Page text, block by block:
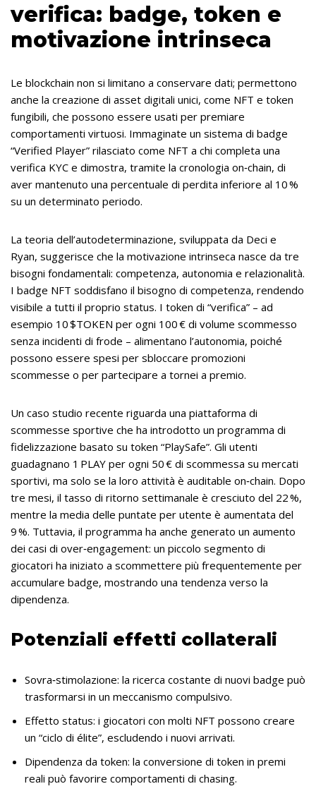
verifica: badge, token e
motivazione intrinseca
Le blockchain non si limitano a conservare dati; permettono
anche la creazione di asset digitali unici, come NFT e token
fungibili, che possono essere usati per premiare
comportamenti virtuosi. Immaginate un sistema di badge
“Verified Player” rilasciato come NFT a chi completa una
verifica KYC e dimostra, tramite la cronologia on‑chain, di
aver mantenuto una percentuale di perdita inferiore al 10 %
su un determinato periodo.
La teoria dell’autodeterminazione, sviluppata da Deci e
Ryan, suggerisce che la motivazione intrinseca nasce da tre
bisogni fondamentali: competenza, autonomia e relazionalità.
I badge NFT soddisfano il bisogno di competenza, rendendo
visibile a tutti il proprio status. I token di “verifica” – ad
esempio 10 $TOKEN per ogni 100 € di volume scommesso
senza incidenti di frode – alimentano l’autonomia, poiché
possono essere spesi per sbloccare promozioni
scommesse o per partecipare a tornei a premio.
Un caso studio recente riguarda una piattaforma di
scommesse sportive che ha introdotto un programma di
fidelizzazione basato su token “PlaySafe”. Gli utenti
guadagnano 1 PLAY per ogni 50 € di scommessa su mercati
sportivi, ma solo se la loro attività è auditable on‑chain. Dopo
tre mesi, il tasso di ritorno settimanale è cresciuto del 22 %,
mentre la media delle puntate per utente è aumentata del
9 %. Tuttavia, il programma ha anche generato un aumento
dei casi di over‑engagement: un piccolo segmento di
giocatori ha iniziato a scommettere più frequentemente per
accumulare badge, mostrando una tendenza verso la
dipendenza.
Potenziali effetti collaterali
Sovra‑stimolazione: la ricerca costante di nuovi badge può
trasformarsi in un meccanismo compulsivo.
Effetto status: i giocatori con molti NFT possono creare
un “ciclo di élite”, escludendo i nuovi arrivati.
Dipendenza da token: la conversione di token in premi
reali può favorire comportamenti di chasing.